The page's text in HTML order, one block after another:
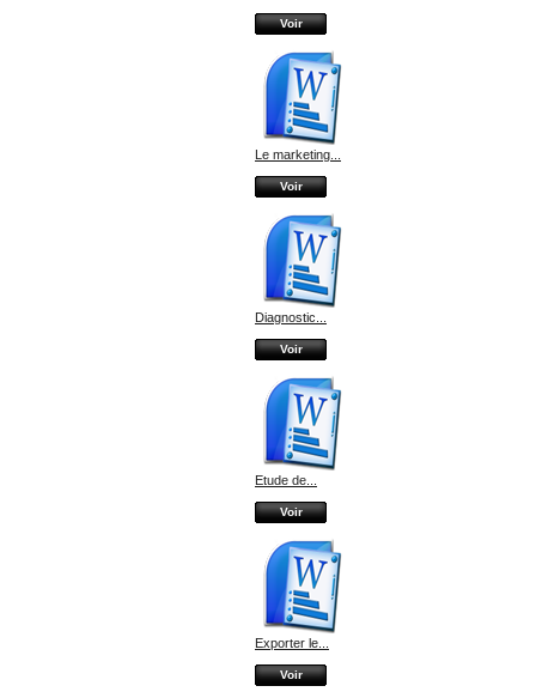
Voir
Le marketing...
Voir
Diagnostic...
Voir
Etude de...
Voir
Exporter le...
Voir